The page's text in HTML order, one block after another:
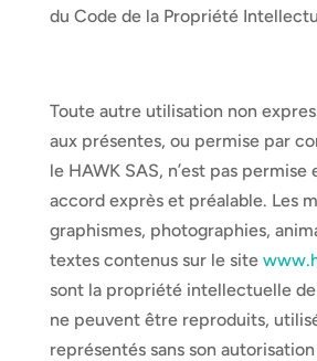
du Code de la Propriété
Toute autre utilisation non
aux présentes, ou permise par
le HAWK SAS, n’est pas
accord exprès et préalable. Les
graphismes, photographies,
textes contenus sur le site
sont la propriété intellectuelle de
ne peuvent être reproduits,
représentés sans son